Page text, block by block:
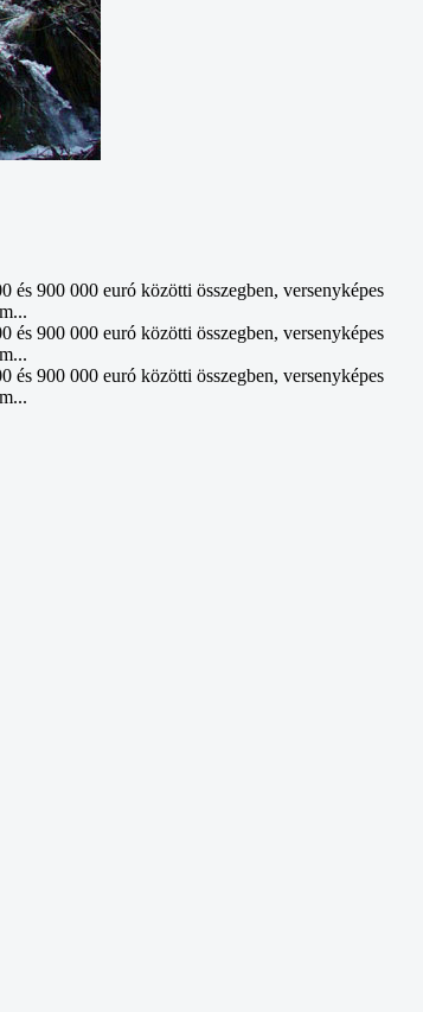
900 000 euró közötti összegben, versenyképes
900 000 euró közötti összegben, versenyképes
900 000 euró közötti összegben, versenyképes